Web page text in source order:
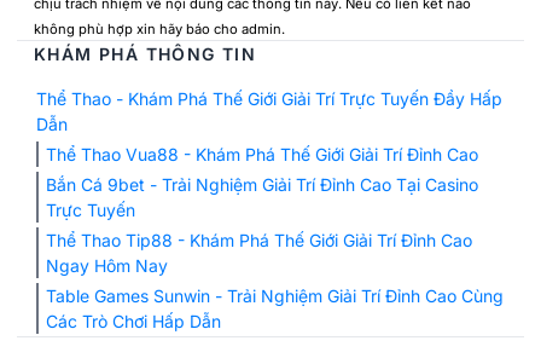
chịu trách nhiệm về nội dung các thông tin này. Nếu có liên kết nào
không phù hợp xin hãy báo cho admin.
KHÁM PHÁ THÔNG TIN
Thể Thao - Khám Phá Thế Giới Giải Trí Trực Tuyến Đầy Hấp
Dẫn
Thể Thao Vua88 - Khám Phá Thế Giới Giải Trí Đỉnh Cao
Bắn Cá 9bet - Trải Nghiệm Giải Trí Đỉnh Cao Tại Casino
Trực Tuyến
Thể Thao Tip88 - Khám Phá Thế Giới Giải Trí Đỉnh Cao
Ngay Hôm Nay
Table Games Sunwin - Trải Nghiệm Giải Trí Đỉnh Cao Cùng
Các Trò Chơi Hấp Dẫn